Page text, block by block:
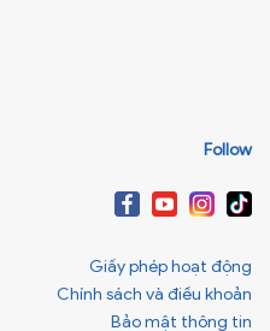
Follow
Giấy phép hoạt động
Chính sách và điều khoản
Bảo mật thông tin